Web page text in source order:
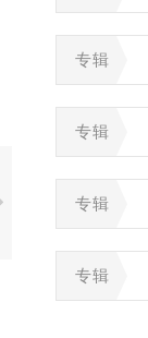
专辑
专辑
专辑
专辑